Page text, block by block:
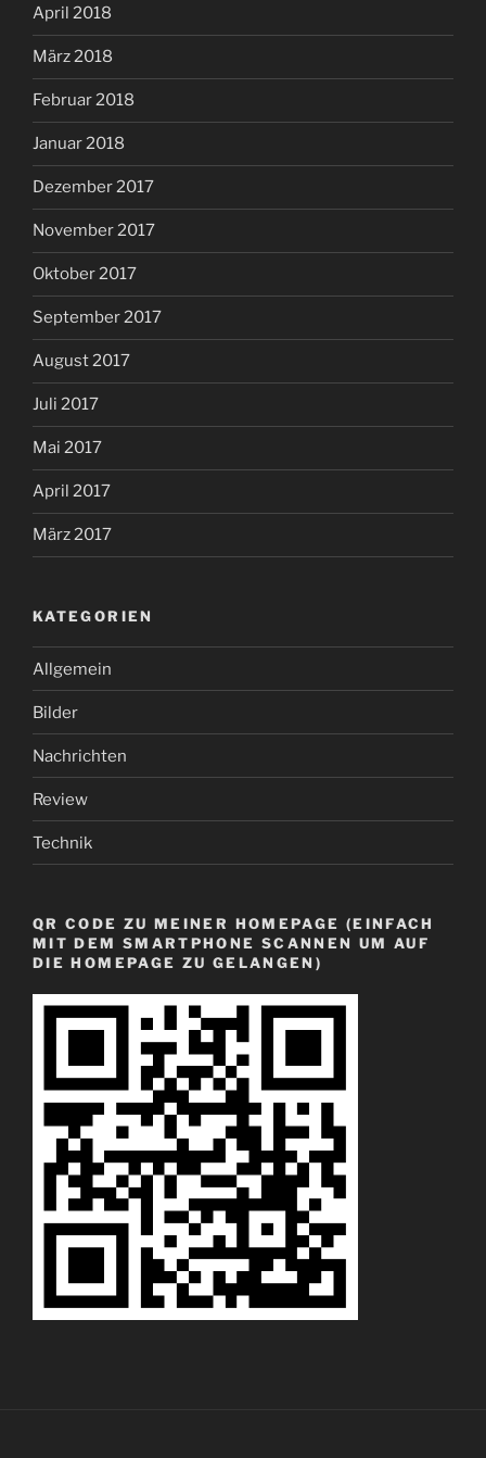
April 2018
März 2018
Februar 2018
Januar 2018
Dezember 2017
November 2017
Oktober 2017
September 2017
August 2017
Juli 2017
Mai 2017
April 2017
März 2017
KATEGORIEN
Allgemein
Bilder
Nachrichten
Review
Technik
QR CODE ZU MEINER HOMEPAGE (EINFACH
MIT DEM SMARTPHONE SCANNEN UM AUF
DIE HOMEPAGE ZU GELANGEN)